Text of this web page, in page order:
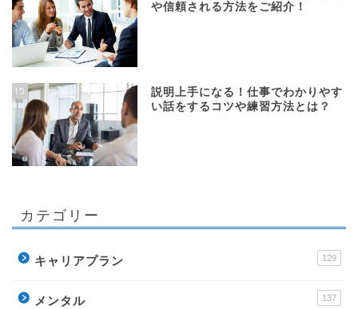
や信頼される方法をご紹介！
15
説明上手になる！仕事でわかりやす
い話をするコツや練習方法とは？
カテゴリー
キャリアプラン 129
メンタル 137